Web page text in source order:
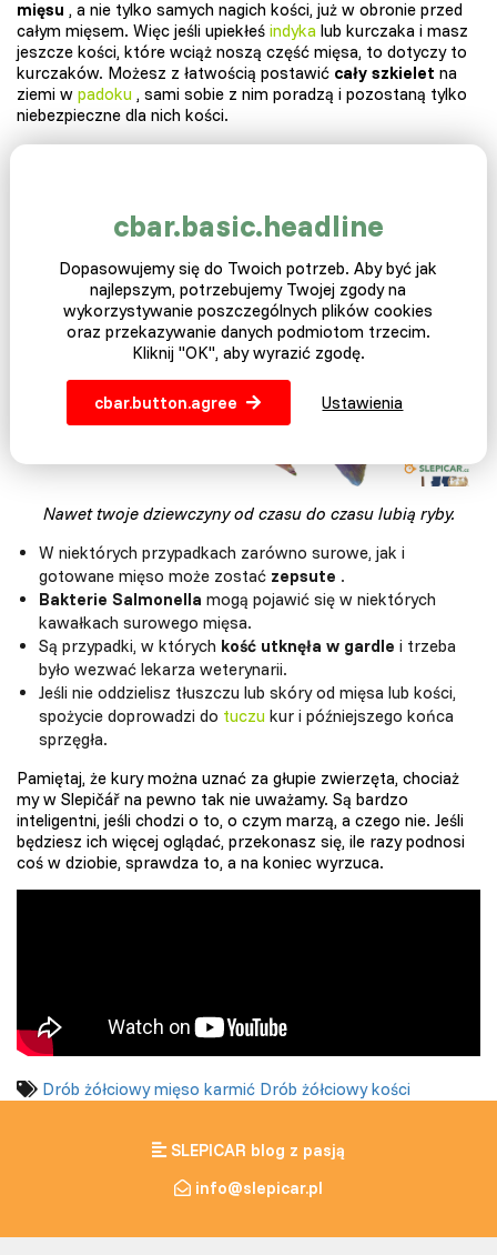
mięsu , a nie tylko samych nagich kości, już w obronie przed
całym mięsem. Więc jeśli upiekłeś indyka lub kurczaka i masz
jeszcze kości, które wciąż noszą część mięsa, to dotyczy to
kurczaków. Możesz z łatwością postawić cały szkielet na
ziemi w padoku , sami sobie z nim poradzą i pozostaną tylko
niebezpieczne dla nich kości.
Chociaż mięso, ryby, podroby i kości są powszechnym
pożywieniem, które są karmione wszystkim kurom na
ryzykiem, którego nie należy lekceważyć. O jakich
zagrożeniach piszemy?
Nawet twoje dziewczyny od czasu do czasu lubią ryby.
W niektórych przypadkach zarówno surowe, jak i
gotowane mięso może zostać zepsute .
Bakterie Salmonella mogą pojawić się w niektórych
kawałkach surowego mięsa.
Są przypadki, w których kość utknęła w gardle i trzeba
było wezwać lekarza weterynarii.
Jeśli nie oddzielisz tłuszczu lub skóry od mięsa lub kości,
spożycie doprowadzi do tuczu kur i późniejszego końca
sprzęgła.
Pamiętaj, że kury można uznać za głupie zwierzęta, chociaż
my w Slepičář na pewno tak nie uważamy. Są bardzo
inteligentni, jeśli chodzi o to, o czym marzą, a czego nie. Jeśli
będziesz ich więcej oglądać, przekonasz się, ile razy podnosi
coś w dziobie, sprawdza to, a na koniec wyrzuca.
Drób żółciowy mięso karmić Drób żółciowy kości
SLEPICAR blog z pasją
info@slepicar.pl
cbar.basic.headline
Dopasowujemy się do Twoich potrzeb. Aby być jak
najlepszym, potrzebujemy Twojej zgody na
wykorzystywanie poszczególnych plików cookies
oraz przekazywanie danych podmiotom trzecim.
Kliknij "OK", aby wyrazić zgodę.
cbar.button.agree Ustawienia